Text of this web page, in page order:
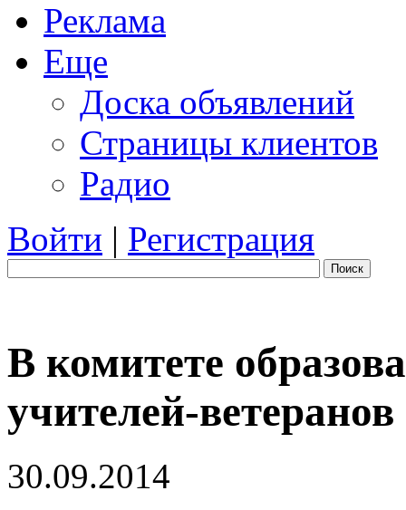
Реклама
Еще
Доска объявлений
Страницы клиентов
Радио
Войти | Регистрация
Поиск
В комитете
учителей-ветеранов
30.09.2014